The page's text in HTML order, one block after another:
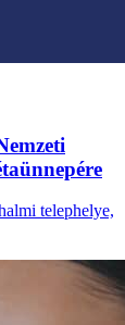
telephelye,